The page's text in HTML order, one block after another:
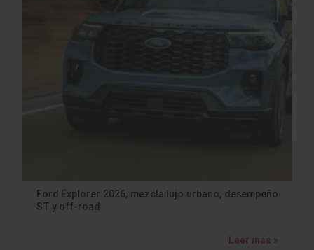
Ford Explorer 2026, mezcla lujo urbano, desempeño
ST y off-road
Leer más »